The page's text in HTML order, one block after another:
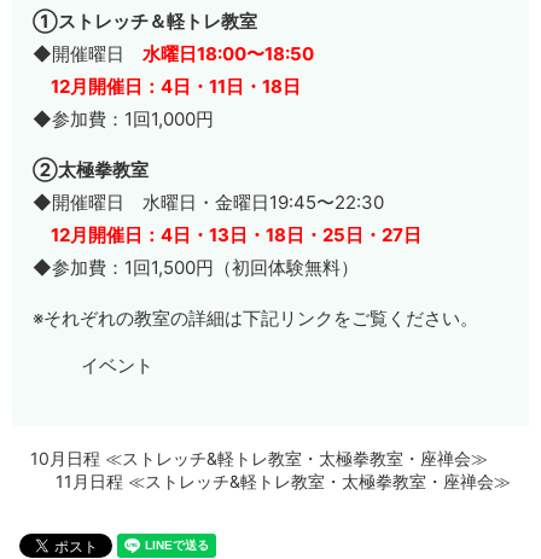
①ストレッチ＆軽トレ教室
◆開催曜日水曜日18:00〜18:50
12月開催日：4日・11日・18日
◆参加費：1回1,000円
②太極拳教室
◆開催曜日 水曜日・金曜日19:45〜22:30
12月開催日：4日・13日・18日・25日・27日
◆参加費：1回1,500円（初回体験無料）
※それぞれの教室の詳細は下記リンクをご覧ください。
イベント
10月日程 ≪ストレッチ&軽トレ教室・太極拳教室・座禅会≫
11月日程 ≪ストレッチ&軽トレ教室・太極拳教室・座禅会≫